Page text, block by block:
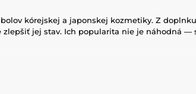
kórejskej a japonskej kozmetiky. Z
jej stav. Ich popularita nie je náhodná